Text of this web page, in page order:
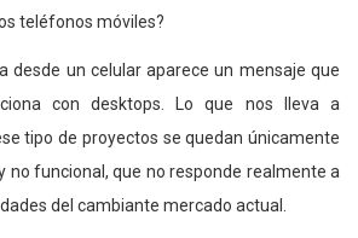
teléfonos móviles?
desde un celular aparece un mensaje que
con desktops. Lo que nos lleva a
tipo de proyectos se quedan únicamente
no funcional, que no responde realmente a
del cambiante mercado actual.